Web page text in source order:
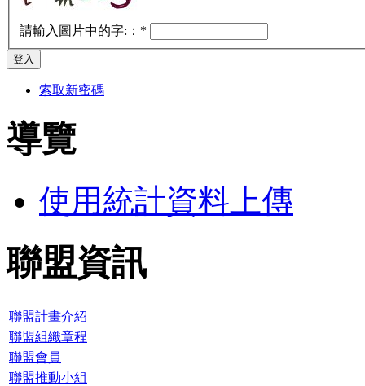
請輸入圖片中的字:： *
索取新密碼
導覽
使用統計資料上傳
聯盟資訊
聯盟計畫介紹
聯盟組織章程
聯盟會員
聯盟推動小組